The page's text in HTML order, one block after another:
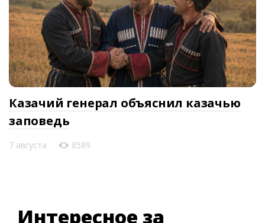
Казачий генерал объяснил казачью
заповедь
7 августа 8589
Интересное за